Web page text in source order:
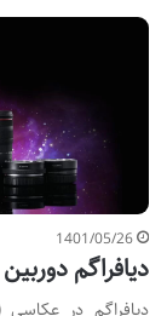
1401/05/26
دیافراگم